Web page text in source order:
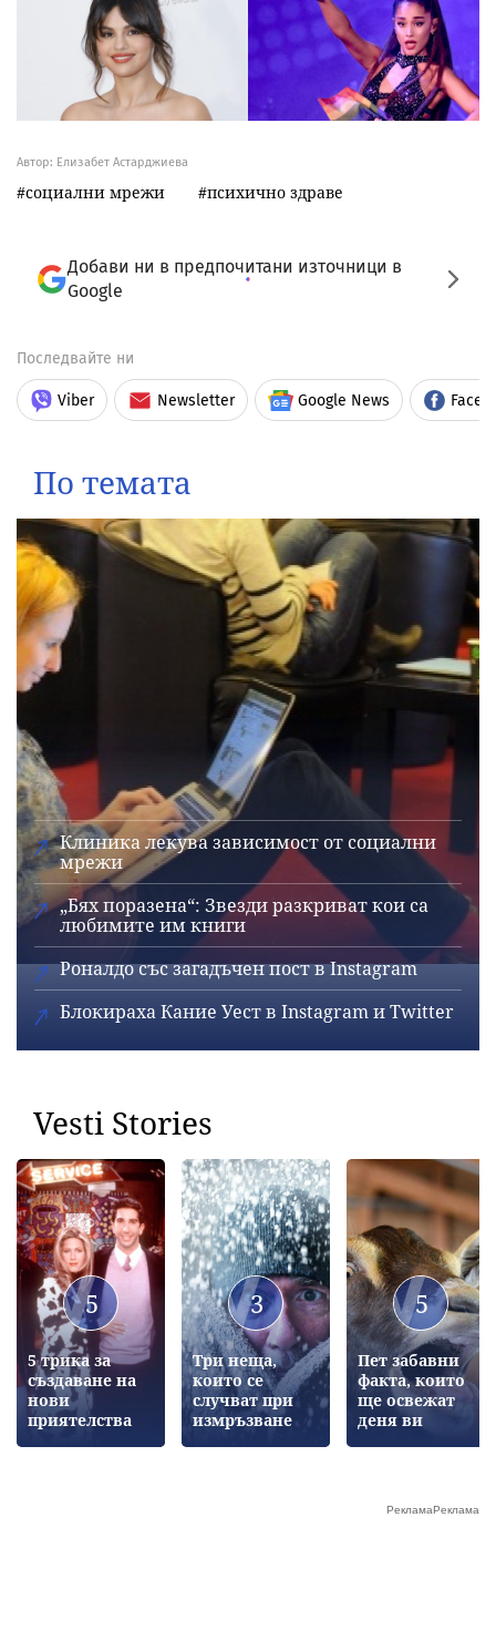
Автор: Елизабет Астарджиева
социални мрежи психично здраве
Добави ни в предпочитани източници в
Google
Последвайте ни
Viber Newsletter Google News
По темата
Клиника лекува зависимост от социални
мрежи
„Бях поразена“: Звезди разкриват кои са
любимите им книги
Роналдо със загадъчен пост в Instagram
Блокираха Кание Уест в Instagram и Twitter
Vesti Stories
5
5 трика за
създаване на
нови
приятелства
3
Три неща,
които се
случват при
измръзване
5
Пет забавни
факта, които
ще освежат
деня ви